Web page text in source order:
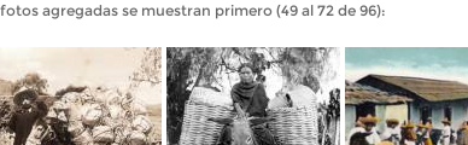
agregadas se muestran primero (49 al 72 de 96):